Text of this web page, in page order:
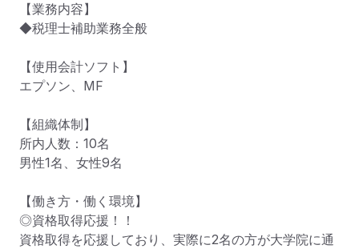
【業務内容】
◆税理士補助業務全般
【使用会計ソフト】
エプソン、MF
【組織体制】
所内人数：10名
男性1名、女性9名
【働き方・働く環境】
◎資格取得応援！！
資格取得を応援しており、実際に2名の方が大学院に通